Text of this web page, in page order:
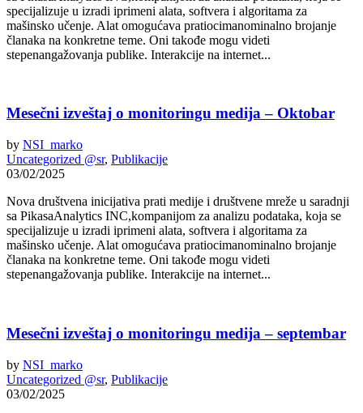
specijalizuje u izradi iprimeni alata, softvera i algoritama za
mašinsko učenje. Alat omogućava pratiocimanominalno brojanje
članaka na konkretne teme. Oni takođe mogu videti
stepenangažovanja publike. Interakcije na internet...
Mesečni izveštaj o monitoringu medija – Oktobar
by NSI_marko
Uncategorized @sr, Publikacije
03/02/2025
Nova društvena inicijativa prati medije i društvene mreže u saradnji
sa PikasaAnalytics INC,kompanijom za analizu podataka, koja se
specijalizuje u izradi iprimeni alata, softvera i algoritama za
mašinsko učenje. Alat omogućava pratiocimanominalno brojanje
članaka na konkretne teme. Oni takođe mogu videti
stepenangažovanja publike. Interakcije na internet...
Mesečni izveštaj o monitoringu medija – septembar
by NSI_marko
Uncategorized @sr, Publikacije
03/02/2025